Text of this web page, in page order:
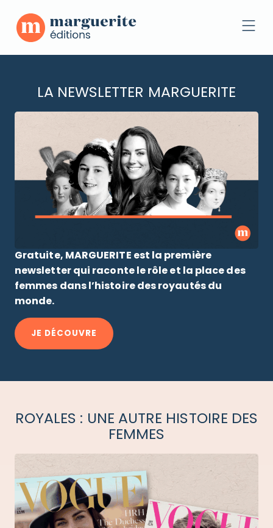
LA NEWSLETTER MARGUERITE
Gratuite, MARGUERITE est la première
newsletter qui raconte le rôle et la place des
femmes dans l’histoire des royautés du
monde.
JE DÉCOUVRE
ROYALES : UNE AUTRE HISTOIRE DES
FEMMES